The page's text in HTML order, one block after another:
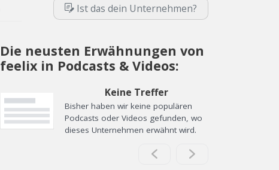
Ist das dein Unternehmen?
Die neusten Erwähnungen von
feelix in Podcasts & Videos:
Keine Treffer
Bisher haben wir keine populären
Podcasts oder Videos gefunden, wo
dieses Unternehmen erwähnt wird.